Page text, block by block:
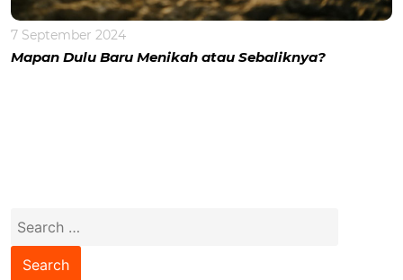
7 September 2024
Mapan Dulu Baru Menikah atau Sebaliknya?